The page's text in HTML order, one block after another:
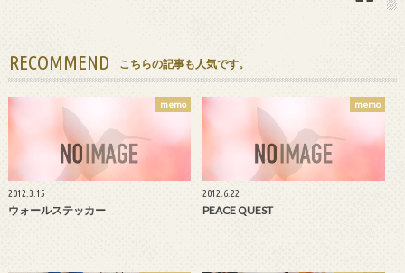
RECOMMEND こちらの記事も人気です。
memo
2012.3.15
ウォールステッカー
memo
2012.6.22
PEACE QUEST